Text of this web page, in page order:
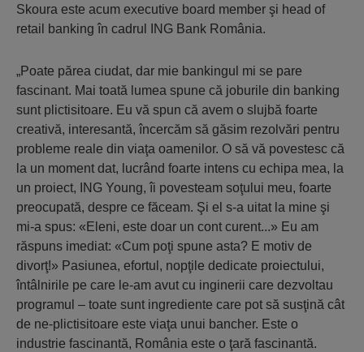
Skoura este acum executive board member şi head of
retail banking în cadrul ING Bank România.
„Poate părea ciudat, dar mie bankingul mi se pare
fascinant. Mai toată lumea spune că joburile din banking
sunt plictisitoare. Eu vă spun că avem o slujbă foarte
creativă, interesantă, încercăm să găsim rezolvări pentru
probleme reale din viaţa oamenilor. O să vă povestesc că
la un moment dat, lucrând foarte intens cu echipa mea, la
un proiect, ING Young, îi povesteam soţului meu, foarte
preocupată, despre ce făceam. Şi el s-a uitat la mine şi
mi-a spus: «Eleni, este doar un cont curent...» Eu am
răspuns imediat: «Cum poţi spune asta? E motiv de
divorţ!» Pasiunea, efortul, nopţile dedicate proiectului,
întâlnirile pe care le-am avut cu inginerii care dezvoltau
programul – toate sunt ingrediente care pot să susţină cât
de ne-plictisitoare este viaţa unui bancher. Este o
industrie fascinantă, România este o ţară fascinantă.